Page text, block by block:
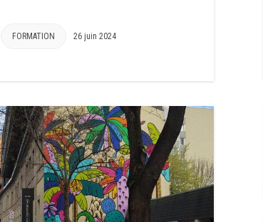
FORMATION 26 juin 2024